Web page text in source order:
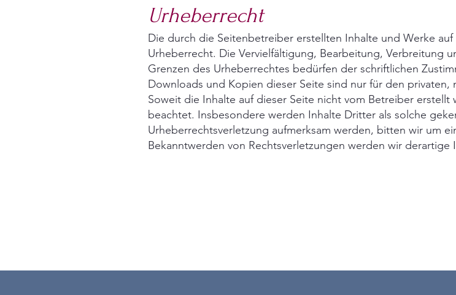
Urheberrecht
Die durch die Seitenbetreiber erstellten Inhalte und Werke
Urheberrecht. Die Vervielfältigung, Bearbeitung, Verbreitung
Grenzen des Urheberrechtes bedürfen der schriftlichen
Downloads und Kopien dieser Seite sind nur für den
Soweit die Inhalte auf dieser Seite nicht vom Betreiber
beachtet. Insbesondere werden Inhalte Dritter als solche
Urheberrechtsverletzung aufmerksam werden, bitten wir um
Bekanntwerden von Rechtsverletzungen werden wir derartige